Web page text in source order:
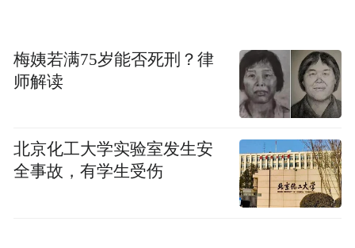
梅姨若满75岁能否死刑？律
师解读
北京化工大学实验室发生安
全事故，有学生受伤